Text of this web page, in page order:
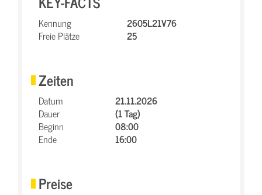
Kennung
2605L21V76
Freie Plätze
25
Zeiten
Datum
21.11.2026
Dauer
(1 Tag)
Beginn
08:00
Ende
16:00
Preise